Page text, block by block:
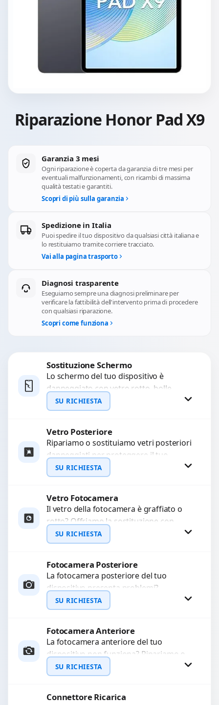
Riparazione Honor Pad X9
Garanzia 3 mesi
Ogni riparazione è coperta da garanzia di tre mesi per
eventuali malfunzionamenti, con ricambi di massima
qualità testati e garantiti.
Scopri di più sulla garanzia
Spedizione in Italia
Puoi spedire il tuo dispositivo da qualsiasi città italiana e
lo restituiamo tramite corriere tracciato.
Vai alla pagina trasporto
Diagnosi trasparente
Eseguiamo sempre una diagnosi preliminare per
verificare la fattibilità dell'intervento prima di procedere
con qualsiasi riparazione.
Scopri come funziona
Sostituzione Schermo
Lo schermo del tuo dispositivo è
danneggiato con vetro rotto, bolle,
macchie, schermo nero o pixel morti?
Sostituiamo schermi completi...
SU RICHIESTA
Richiedi Preventivo
WhatsApp
Vetro Posteriore
Ripariamo o sostituiamo vetri posteriori
danneggiati per proteggere il tuo
dispositivo e ripristinare l’estetica
originale. Utilizziamo ricambi di alta
SU RICHIESTA
Richiedi Preventivo
WhatsApp
Vetro Fotocamera
Il vetro della fotocamera è graffiato o
rotto? Offriamo la sostituzione con
ricambi di alta qualità garantiti per 3
mesi....
SU RICHIESTA
Richiedi Preventivo
WhatsApp
Fotocamera Posteriore
La fotocamera posteriore del tuo
dispositivo presenta problemi?
Interveniamo per risolvere guasti come
immagini sfocate, messa a fuoco non
SU RICHIESTA
Richiedi Preventivo
WhatsApp
Fotocamera Anteriore
La fotocamera anteriore del tuo
dispositivo non funziona? Ripariamo o
sostituiamo fotocamere guaste con
problemi come immagini sfocate, messa
SU RICHIESTA
Richiedi Preventivo
Connettore Ricarica